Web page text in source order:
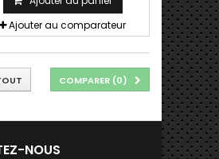
Ajouter au comparateur
COMPARER (0)
NOUS